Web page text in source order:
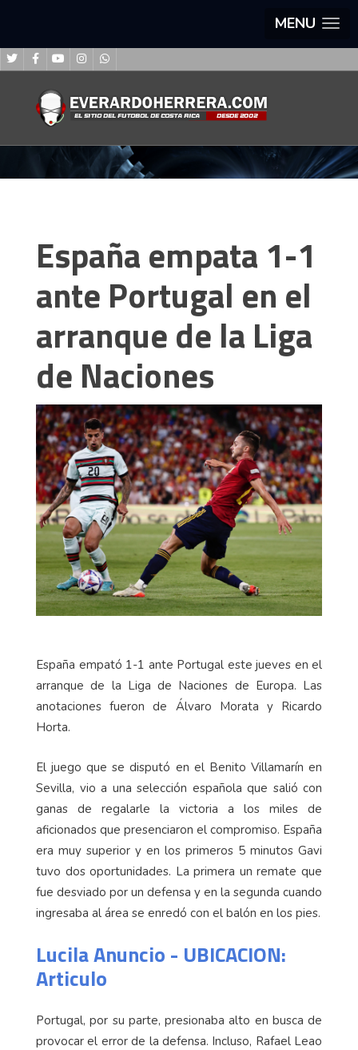
MENU
España empata 1-1
ante Portugal en el
arranque de la Liga
de Naciones
España empató 1-1 ante Portugal este jueves en el
arranque de la Liga de Naciones de Europa. Las
anotaciones fueron de Álvaro Morata y Ricardo
Horta.
El juego que se disputó en el Benito Villamarín en
Sevilla, vio a una selección española que salió con
ganas de regalarle la victoria a los miles de
aficionados que presenciaron el compromiso. España
era muy superior y en los primeros 5 minutos Gavi
tuvo dos oportunidades. La primera un remate que
fue desviado por un defensa y en la segunda cuando
ingresaba al área se enredó con el balón en los pies.
Lucila Anuncio - UBICACION:
Articulo
Portugal, por su parte, presionaba alto en busca de
provocar el error de la defensa. Incluso, Rafael Leao